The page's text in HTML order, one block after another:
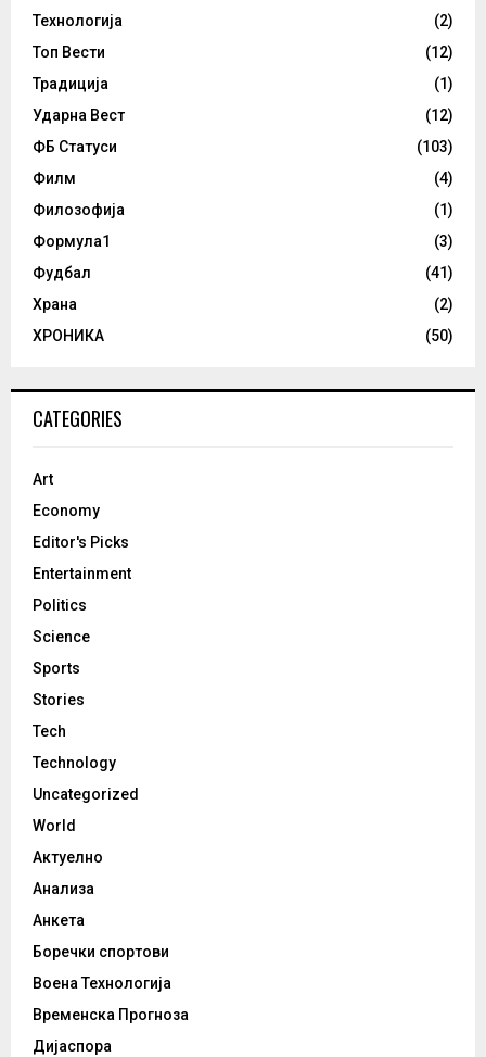
Технологија
(2)
Топ Вести
(12)
Традиција
(1)
Ударна Вест
(12)
ФБ Статуси
(103)
Филм
(4)
Филозофија
(1)
Формула1
(3)
Фудбал
(41)
Храна
(2)
ХРОНИКА
(50)
CATEGORIES
Art
Economy
Editor's Picks
Entertainment
Politics
Science
Sports
Stories
Tech
Technology
Uncategorized
World
Актуелно
Анализа
Анкета
Боречки спортови
Воена Технологија
Временска Прогноза
Дијаспора